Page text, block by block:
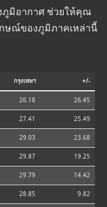
ภูมิอากาศ ช่วยให้คุณ
กษณ์ของภูมิภาคเหล่านี้
กรุงเทพฯ +/-
26.18 26.45
27.41 25.49
29.03 23.68
29.87 19.25
29.79 14.42
28.85 9.82